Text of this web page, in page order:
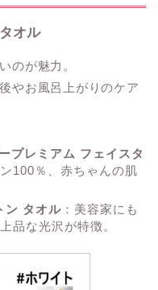
オル
のが魅力。
やお風呂上がりのケア
プレミアム フェイスタ
100％、赤ちゃんの肌
ン タオル ：美容家にも
品な光沢が特徴。